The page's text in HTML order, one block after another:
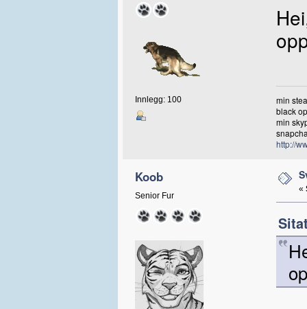
Innlegg: 100
min
black
min
http://
Koob
Senior Fur
«